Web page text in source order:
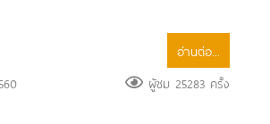
อ่านต่อ...
ผู้ชม 25283 ครั้ง